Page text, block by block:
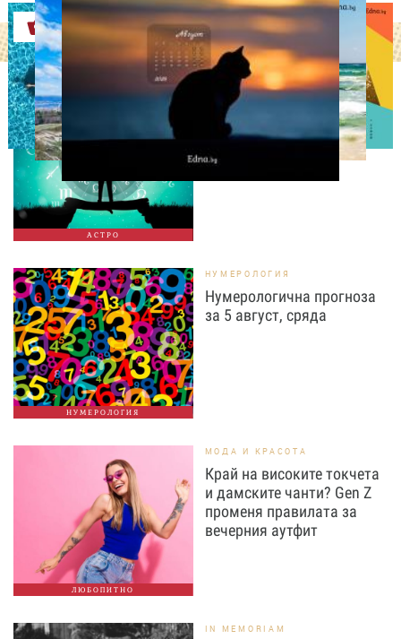
Оферти
АСТРО
АСТРОЛОГИЯ
Дневен хороскоп за 5
август, сряда
НУМЕРОЛОГИЯ
НУМЕРОЛОГИЯ
Нумерологична прогноза
за 5 август, сряда
ЛЮБОПИТНО
МОДА И КРАСОТА
Край на високите токчета
и дамските чанти? Gen Z
променя правилата за
вечерния аутфит
IN MEMORIAM